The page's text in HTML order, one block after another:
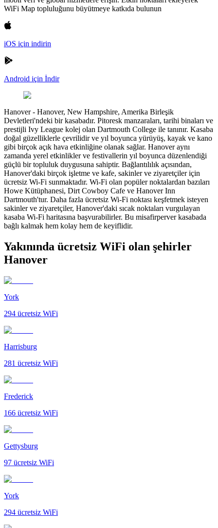
WiFi Map topluluğunu büyütmeye katkıda bulunun
iOS için indirin
Android için İndir
Hanover- Hanover, New Hampshire, Amerika Birleşik
Devletleri'ndeki bir kasabadır. Pitoresk manzaraları, tarihi binaları ve
prestijli Ivy League kolej olan Dartmouth College ile tanınır. Kasaba
doğal güzelliklerle çevrilidir ve yıl boyunca yürüyüş, kayak ve kano
gibi birçok açık hava etkinliğine olanak sağlar. Hanover aynı
zamanda yerel etkinlikler ve festivallerin yıl boyunca düzenlendiği
güçlü bir topluluk duygusuna sahiptir. Bağlantılılık açısından,
Hanover'daki birçok işletme ve kafe, sakinler ve ziyaretçiler için
ücretsiz Wi-Fi sunmaktadır. Wi-Fi olan popüler noktalardan bazıları
Howe Kütüphanesi, Dirt Cowboy Cafe ve Hanover Inn
Dartmouth'tur. Daha fazla ücretsiz Wi-Fi noktası keşfetmek isteyen
sakinler ve ziyaretçiler, Hanover'daki sıcak noktaları vurgulayan
kasaba Wi-Fi haritasına başvurabilirler. Bu misafirperver kasabada
bağlı kalmak hem kolay hem de keyiflidir.
Yakınında ücretsiz WiFi olan şehirler
Hanover
York
294 ücretsiz WiFi
Harrisburg
281 ücretsiz WiFi
Frederick
166 ücretsiz WiFi
Gettysburg
97 ücretsiz WiFi
York
294 ücretsiz WiFi